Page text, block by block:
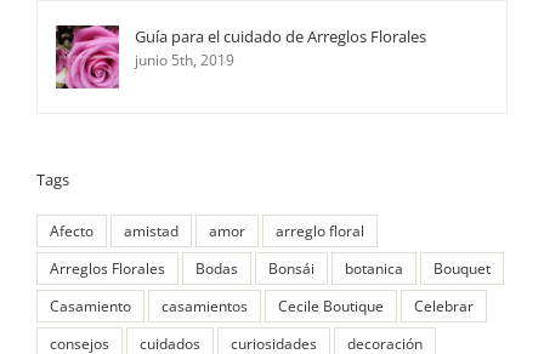
Guía para el cuidado de Arreglos Florales
junio 5th, 2019
Tags
Afecto amistad amor
arreglo floral
Arreglos Florales
Bodas Bonsái botanica
Bouquet
Casamiento
casamientos Cecile Boutique
Celebrar
consejos
cuidados curiosidades
decoración